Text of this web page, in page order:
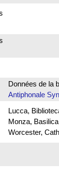
Données de la
Antiphonale
Lucca,
Monza,
Worcester,